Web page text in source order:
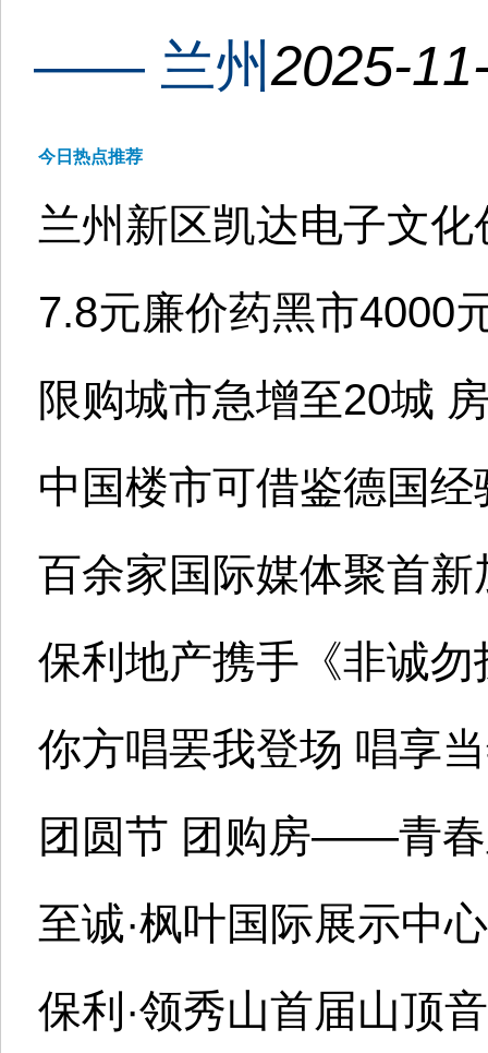
—— 兰州2025-
今日热点推荐
兰州新区凯达电子文
7.8元廉价药黑市4000
限购城市急增至20城
中国楼市可借鉴德国经
百余家国际媒体聚首
保利地产携手《非诚勿
你方唱罢我登场 唱享
团圆节 团购房——青春
至诚·枫叶国际展示中
保利·领秀山首届山顶